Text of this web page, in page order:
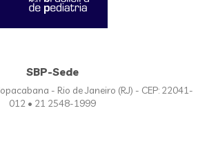
SBP-Sede
- Rio de Janeiro (RJ) - CEP: 22041-
012 • 21 2548-1999